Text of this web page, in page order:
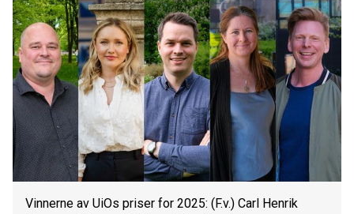
Vinnerne av UiOs priser for 2025: (F.v.) Carl Henrik